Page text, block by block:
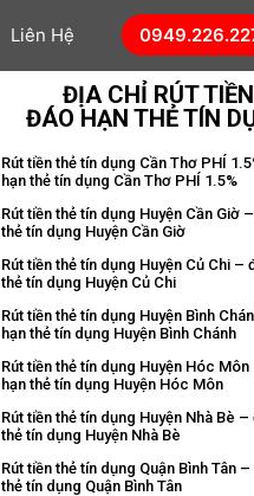
Liên Hệ
ĐỊA CHỈ RÚT TIỀN
ĐÁO HẠN THẺ TÍN
Rút tiền thẻ tín dụng Cần Thơ PHÍ
hạn thẻ tín dụng Cần Thơ PHÍ 1.5%
Rút tiền thẻ tín dụng Huyện Cần Giờ
thẻ tín dụng Huyện Cần Giờ
Rút tiền thẻ tín dụng Huyện Củ Chi –
thẻ tín dụng Huyện Củ Chi
Rút tiền thẻ tín dụng Huyện Bình
hạn thẻ tín dụng Huyện Bình Chánh
Rút tiền thẻ tín dụng Huyện Hóc
hạn thẻ tín dụng Huyện Hóc Môn
Rút tiền thẻ tín dụng Huyện Nhà Bè –
thẻ tín dụng Huyện Nhà Bè
Rút tiền thẻ tín dụng Quận Bình Tân
thẻ tín dụng Quận Bình Tân